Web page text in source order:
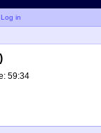
Log in
59:34